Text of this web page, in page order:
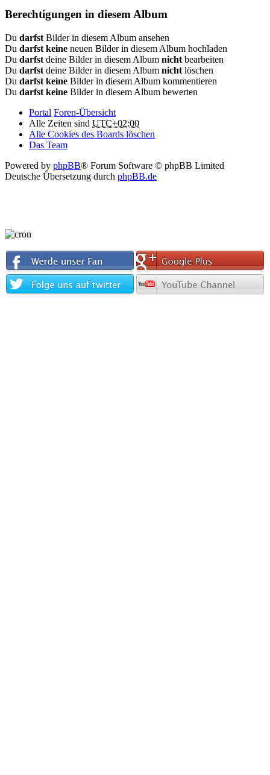
Berechtigungen in diesem Album
Du darfst Bilder in diesem Album ansehen
Du darfst keine neuen Bilder in diesem Album hochladen
Du darfst deine Bilder in diesem Album nicht bearbeiten
Du darfst deine Bilder in diesem Album nicht löschen
Du darfst keine Bilder in diesem Album kommentieren
Du darfst keine Bilder in diesem Album bewerten
Portal Foren-Übersicht
Alle Zeiten sind UTC+02:00
Alle Cookies des Boards löschen
Das Team
Powered by phpBB® Forum Software © phpBB Limited
Deutsche Übersetzung durch phpBB.de